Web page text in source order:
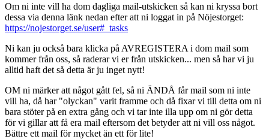
Om ni inte vill ha dom dagliga mail-utskicken så kan ni kryssa bort
dessa via denna länk nedan efter att ni loggat in på Nöjestorget:
https://nojestorget.se/user#_tasks
Ni kan ju också bara klicka på AVREGISTERA i dom mail som
kommer från oss, så raderar vi er från utskicken... men så har vi ju
alltid haft det så detta är ju inget nytt!
OM ni märker att något gått fel, så ni ÄNDÅ får mail som ni inte
vill ha, då har "olyckan" varit framme och då fixar vi till detta om ni
bara stöter på en extra gång och vi tar inte illa upp om ni gör detta
för vi gillar att få era mail eftersom det betyder att ni vill oss något.
Bättre ett mail för mycket än ett för lite!